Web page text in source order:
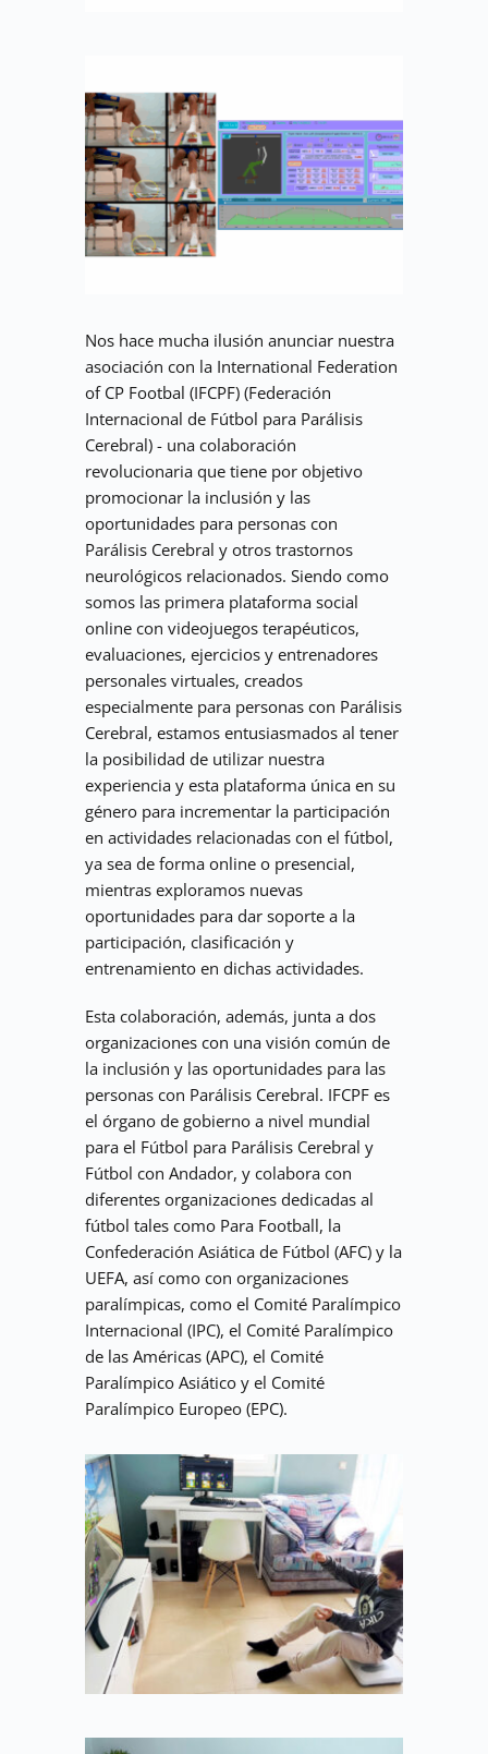
Nos hace mucha ilusión anunciar nuestra
asociación con la International Federation
of CP Footbal (IFCPF) (Federación
Internacional de Fútbol para Parálisis
Cerebral) - una colaboración
revolucionaria que tiene por objetivo
promocionar la inclusión y las
oportunidades para personas con
Parálisis Cerebral y otros trastornos
neurológicos relacionados. Siendo como
somos las primera plataforma social
online con videojuegos terapéuticos,
evaluaciones, ejercicios y entrenadores
personales virtuales, creados
especialmente para personas con Parálisis
Cerebral, estamos entusiasmados al tener
la posibilidad de utilizar nuestra
experiencia y esta plataforma única en su
género para incrementar la participación
en actividades relacionadas con el fútbol,
ya sea de forma online o presencial,
mientras exploramos nuevas
oportunidades para dar soporte a la
participación, clasificación y
entrenamiento en dichas actividades.
Esta colaboración, además, junta a dos
organizaciones con una visión común de
la inclusión y las oportunidades para las
personas con Parálisis Cerebral. IFCPF es
el órgano de gobierno a nivel mundial
para el Fútbol para Parálisis Cerebral y
Fútbol con Andador, y colabora con
diferentes organizaciones dedicadas al
fútbol tales como Para Football, la
Confederación Asiática de Fútbol (AFC) y la
UEFA, así como con organizaciones
paralímpicas, como el Comité Paralímpico
Internacional (IPC), el Comité Paralímpico
de las Américas (APC), el Comité
Paralímpico Asiático y el Comité
Paralímpico Europeo (EPC).